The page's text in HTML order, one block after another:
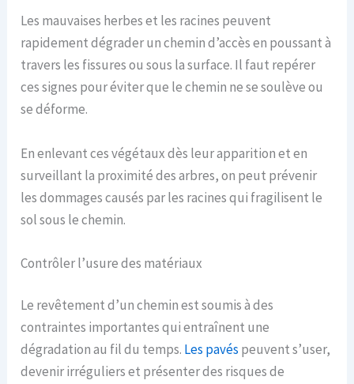
Les mauvaises herbes et les racines peuvent
rapidement dégrader un chemin d’accès en poussant à
travers les fissures ou sous la surface. Il faut repérer
ces signes pour éviter que le chemin ne se soulève ou
se déforme.
En enlevant ces végétaux dès leur apparition et en
surveillant la proximité des arbres, on peut prévenir
les dommages causés par les racines qui fragilisent le
sol sous le chemin.
Contrôler l’usure des matériaux
Le revêtement d’un chemin est soumis à des
contraintes importantes qui entraînent une
dégradation au fil du temps. Les pavés peuvent s’user,
devenir irréguliers et présenter des risques de